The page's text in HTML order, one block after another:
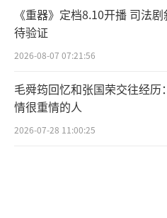
《重器》定档8.10开播 司法
待验证
2026-08-07 07:21:56
毛舜筠回忆和张国荣交往经历
情很重情的人
2026-07-28 11:00:25